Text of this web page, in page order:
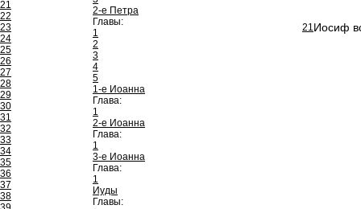
21
22
23
24
25
26
27
28
29
30
31
32
33
34
35
36
37
38
2-е Петра
Главы:
1
2
3
4
5
1-е Иоанна
Глава:
1
2-е Иоанна
Глава:
1
3-е Иоанна
Глава:
1
Иуды
Главы:
21Иосиф